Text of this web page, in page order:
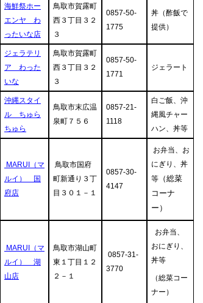
海鮮祭ホー
エンヤ わ
ったいな店
鳥取市賀露町
西３丁目３２
３
0857-50-
1775
丼（酢飯で
提供）
ジェラテリ
ア わった
いな
鳥取市賀露町
西３丁目３２
３
0857-50-
1771
ジェラート
沖縄スタイ
ル ちゅら
ちゅら
鳥取市末広温
泉町７５６
0857-21-
1118
白ご飯、沖
縄風チャー
ハン、丼等
MARUI（マ
ルイ） 国
府店
鳥取市国府
町新通り３丁
目３０１－１
0857-30-
4147
お弁当、お
にぎり、丼
等 （総菜
コーナ
ー）
MARUI（マ
ルイ） 湖
山店
鳥取市湖山町
東１丁目１２
２－１
0857-31-
3770
お弁当、
おにぎり、
丼等
（総菜コー
ナー）